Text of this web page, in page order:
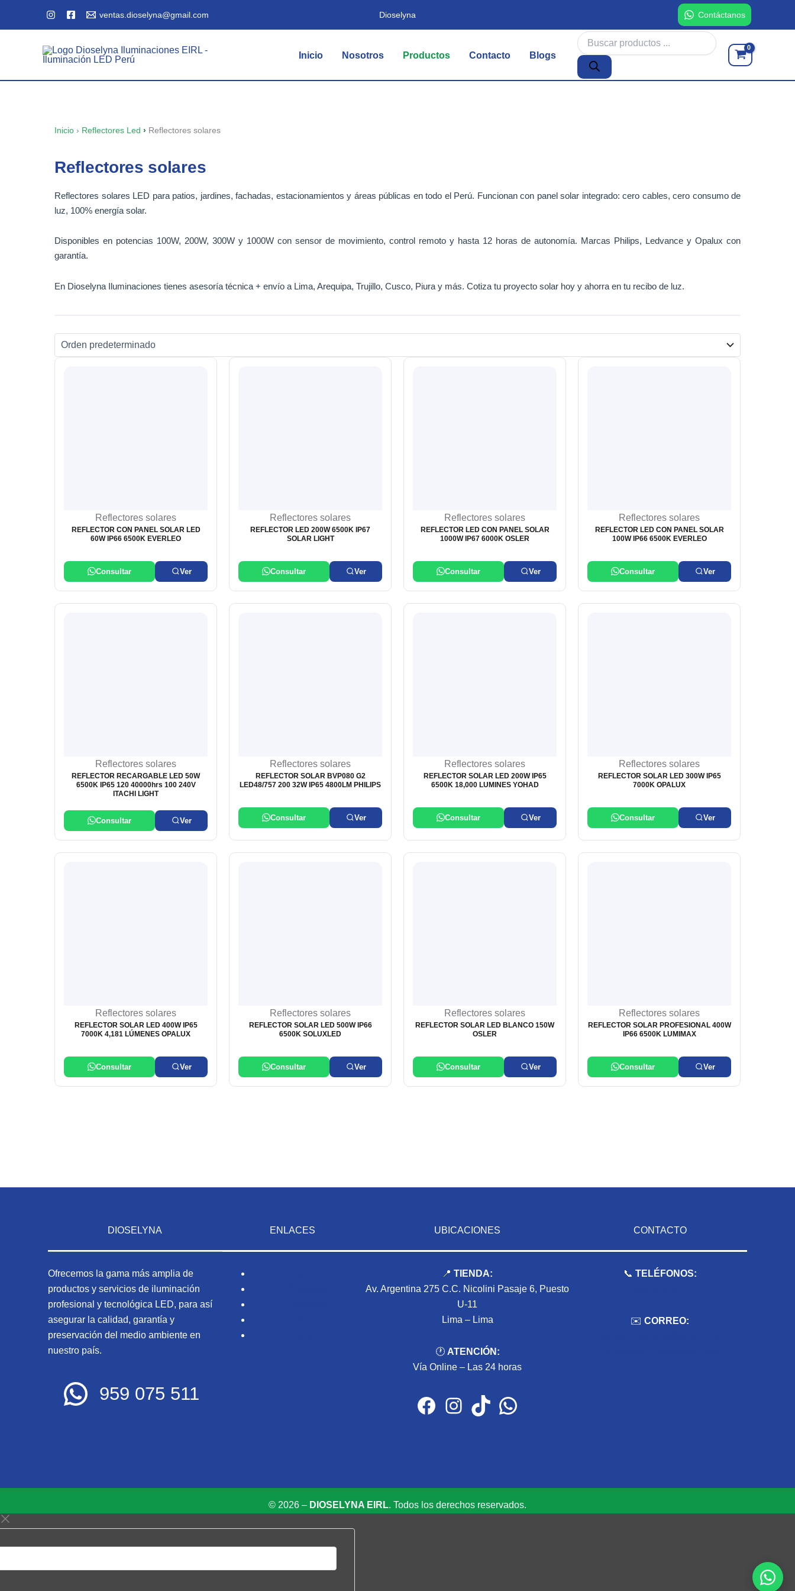
ventas.dioselyna@gmail.com Dioselyna Contáctanos
Inicio Nosotros Productos Contacto Blogs
Búsqueda
de
productos
Inicio › Reflectores Led › Reflectores solares
Reflectores solares
Reflectores solares LED para patios, jardines, fachadas, estacionamientos y áreas públicas en todo el Perú. Funcionan con panel solar integrado: cero cables, cero consumo de
luz, 100% energía solar.
Disponibles en potencias 100W, 200W, 300W y 1000W con sensor de movimiento, control remoto y hasta 12 horas de autonomía. Marcas Philips, Ledvance y Opalux con
garantía.
En Dioselyna Iluminaciones tienes asesoría técnica + envío a Lima, Arequipa, Trujillo, Cusco, Piura y más. Cotiza tu proyecto solar hoy y ahorra en tu recibo de luz.
Reflectores solares
REFLECTOR CON PANEL SOLAR LED
60W IP66 6500K EVERLEO
Consultar Ver
Reflectores solares
REFLECTOR LED 200W 6500K IP67
SOLAR LIGHT
Consultar Ver
Reflectores solares
REFLECTOR LED CON PANEL SOLAR
1000W IP67 6000K OSLER
Consultar Ver
Reflectores solares
REFLECTOR LED CON PANEL SOLAR
100W IP66 6500K EVERLEO
Consultar Ver
Reflectores solares
REFLECTOR RECARGABLE LED 50W
6500K IP65 120 40000hrs 100 240V
ITACHI LIGHT
Consultar Ver
Reflectores solares
REFLECTOR SOLAR BVP080 G2
LED48/757 200 32W IP65 4800LM PHILIPS
Consultar Ver
Reflectores solares
REFLECTOR SOLAR LED 200W IP65
6500K 18,000 LUMINES YOHAD
Consultar Ver
Reflectores solares
REFLECTOR SOLAR LED 300W IP65
7000K OPALUX
Consultar Ver
Reflectores solares
REFLECTOR SOLAR LED 400W IP65
7000K 4,181 LÚMENES OPALUX
Consultar Ver
Reflectores solares
REFLECTOR SOLAR LED 500W IP66
6500K SOLUXLED
Consultar Ver
Reflectores solares
REFLECTOR SOLAR LED BLANCO 150W
OSLER
Consultar Ver
Reflectores solares
REFLECTOR SOLAR PROFESIONAL 400W
IP66 6500K LUMIMAX
Consultar Ver
DIOSELYNA
Ofrecemos la gama más amplia de
productos y servicios de iluminación
profesional y tecnológica LED, para así
asegurar la calidad, garantía y
preservación del medio ambiente en
nuestro país.
959 075 511
ENLACES UBICACIONES
📍TIENDA:
Av. Argentina 275 C.C. Nicolini Pasaje 6, Puesto
U-11
Lima – Lima
🕐 ATENCIÓN:
Vía Online – Las 24 horas
Facebook Instagram TikTok WhatsApp
CONTACTO
📞 TELÉFONOS:
✉️CORREO:
© 2026 – DIOSELYNA EIRL. Todos los derechos reservados.